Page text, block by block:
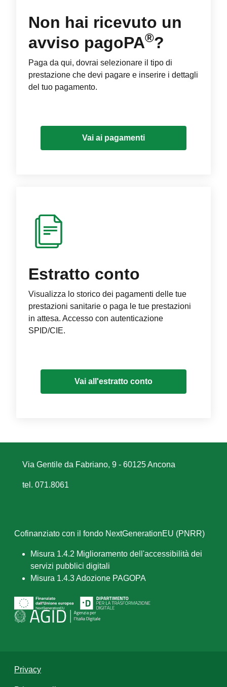
Non hai ricevuto un
avviso pagoPA®?
Paga da qui, dovrai selezionare il tipo di
prestazione che devi pagare e inserire i dettagli
del tuo pagamento.
Vai ai pagamenti
Estratto conto
Visualizza lo storico dei pagamenti delle tue
prestazioni sanitarie o paga le tue prestazioni
in attesa. Accesso con autenticazione
SPID/CIE.
Vai all'estratto conto
Via Gentile da Fabriano, 9 - 60125 Ancona
tel. 071.8061
Cofinanziato con il fondo NextGenerationEU (PNRR)
Misura 1.4.2 Miglioramento dell'accessibilità dei
servizi pubblici digitali
Misura 1.4.3 Adozione PAGOPA
Privacy